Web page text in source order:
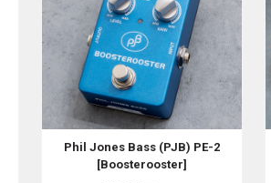
Phil Jones Bass (PJB) PE-2
[Boosterooster]